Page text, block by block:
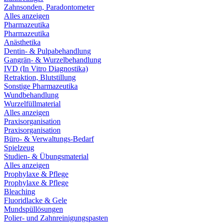
Zahnsonden, Paradontometer
Alles anzeigen
Pharmazeutika
Pharmazeutika
Anästhetika
Dentin- & Pulpabehandlung
Gangrän- & Wurzelbehandlung
IVD (In Vitro Diagnostika)
Retraktion, Blutstillung
Sonstige Pharmazeutika
Wundbehandlung
Wurzelfüllmaterial
Alles anzeigen
Praxisorganisation
Praxisorganisation
Büro- & Verwaltungs-Bedarf
Spielzeug
Studien- & Übungsmaterial
Alles anzeigen
Prophylaxe & Pflege
Prophylaxe & Pflege
Bleaching
Fluoridlacke & Gele
Mundspüllösungen
Polier- und Zahnreinigungspasten